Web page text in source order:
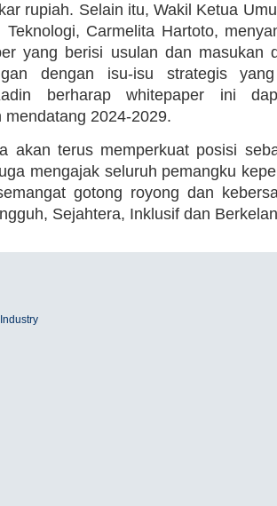
rupiah. Selain itu, Wakil Ketua
Carmelita Hartoto,
yang berisi usulan dan masukan
dengan isu-isu strategis
berharap whitepaper ini
2024-2029.
akan terus memperkuat posisi
mengajak seluruh pemangku
gotong royong dan
Sejahtera, Inklusif dan